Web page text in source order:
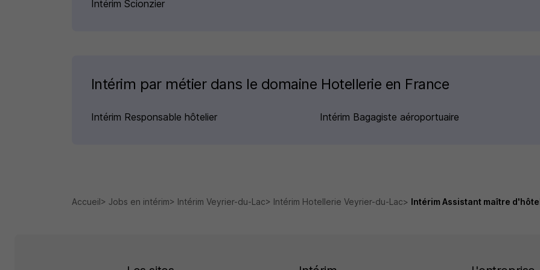
Intérim Scionzier
Intérim par métier dans le domaine Hotellerie en France
Intérim Responsable hôtelier Intérim Bagagiste aéroportuaire
Accueil Jobs en intérim Intérim Veyrier-du-Lac Intérim Hotellerie Veyrier-du-Lac Intérim Assistant maître